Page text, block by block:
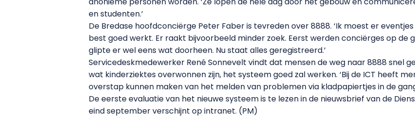
en studenten.’
De Bredase hoofdconciërge Peter Faber is tevreden over 8888. ‘Ik moest er
best goed werkt. Er raakt bijvoorbeeld minder zoek. Eerst werden conciërges op de
glipte er wel eens wat doorheen. Nu staat alles geregistreerd.’
Servicedeskmedewerker René Sonnevelt vindt dat mensen de weg naar 8888 snel
wat kinderziektes overwonnen zijn, het systeem goed zal werken. ‘Bij de ICT heeft
overstap kunnen maken van het melden van problemen via kladpapiertjes in de
De eerste evaluatie van het nieuwe systeem is te lezen in de nieuwsbrief van de
eind september verschijnt op intranet. (PM)